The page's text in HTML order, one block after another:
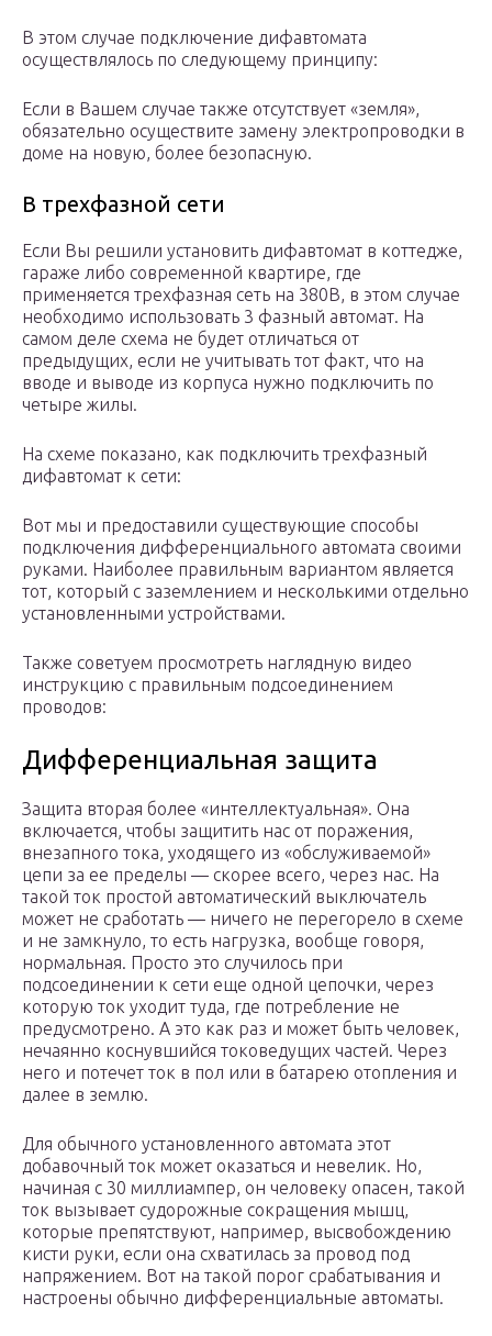
В этом случае подключение дифавтомата
осуществлялось по следующему принципу:
Если в Вашем случае также отсутствует «земля»,
обязательно осуществите замену электропроводки в
доме на новую, более безопасную.
В трехфазной сети
Если Вы решили установить дифавтомат в коттедже,
гараже либо современной квартире, где
применяется трехфазная сеть на 380В, в этом случае
необходимо использовать 3 фазный автомат. На
самом деле схема не будет отличаться от
предыдущих, если не учитывать тот факт, что на
вводе и выводе из корпуса нужно подключить по
четыре жилы.
На схеме показано, как подключить трехфазный
дифавтомат к сети:
Вот мы и предоставили существующие способы
подключения дифференциального автомата своими
руками. Наиболее правильным вариантом является
тот, который с заземлением и несколькими отдельно
установленными устройствами.
Также советуем просмотреть наглядную видео
инструкцию с правильным подсоединением
проводов:
Дифференциальная защита
Защита вторая более «интеллектуальная». Она
включается, чтобы защитить нас от поражения,
внезапного тока, уходящего из «обслуживаемой»
цепи за ее пределы — скорее всего, через нас. На
такой ток простой автоматический выключатель
может не сработать — ничего не перегорело в схеме
и не замкнуло, то есть нагрузка, вообще говоря,
нормальная. Просто это случилось при
подсоединении к сети еще одной цепочки, через
которую ток уходит туда, где потребление не
предусмотрено. А это как раз и может быть человек,
нечаянно коснувшийся токоведущих частей. Через
него и потечет ток в пол или в батарею отопления и
далее в землю.
Для обычного установленного автомата этот
добавочный ток может оказаться и невелик. Но,
начиная с 30 миллиампер, он человеку опасен, такой
ток вызывает судорожные сокращения мышц,
которые препятствуют, например, высвобождению
кисти руки, если она схватилась за провод под
напряжением. Вот на такой порог срабатывания и
настроены обычно дифференциальные автоматы.